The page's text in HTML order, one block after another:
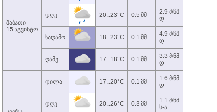
შაბათი
15 აგვისტო
დღე 20...23°C 0.5 მმ
2.9 მ/წმ
დ
საღამო 18...23°C 0.1 მმ
4.9 მ/წმ
დ
ღამე 17...18°C 0.1 მმ
3.3 მ/წმ
დ
დილა 17...20°C 0.1 მმ
1.6 მ/წმ
დ
დღე 20...26°C 0.3 მმ
1.1 მ/წმ
ს-ა